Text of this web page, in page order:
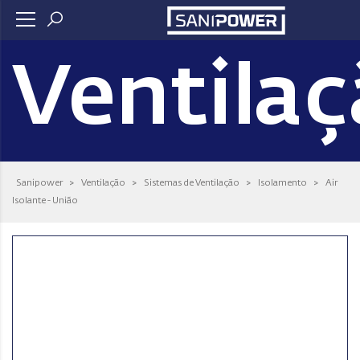
Sanipower > Ventilação > Sistemas de Ventilação > Isolamento >
Air
Isolante - União